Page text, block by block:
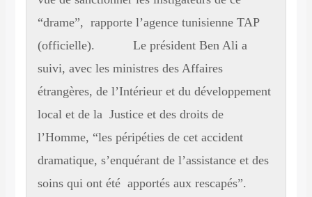
“drame”, rapporte l’agence tunisienne TAP
(officielle). Le président Ben Ali a
suivi, avec les ministres des Affaires
étrangères, de l’Intérieur et du développement
local et de la Justice et des droits de
l’Homme, “les péripéties de cet accident
dramatique, s’enquérant de l’assistance et des
soins qui ont été apportés aux rescapés”.